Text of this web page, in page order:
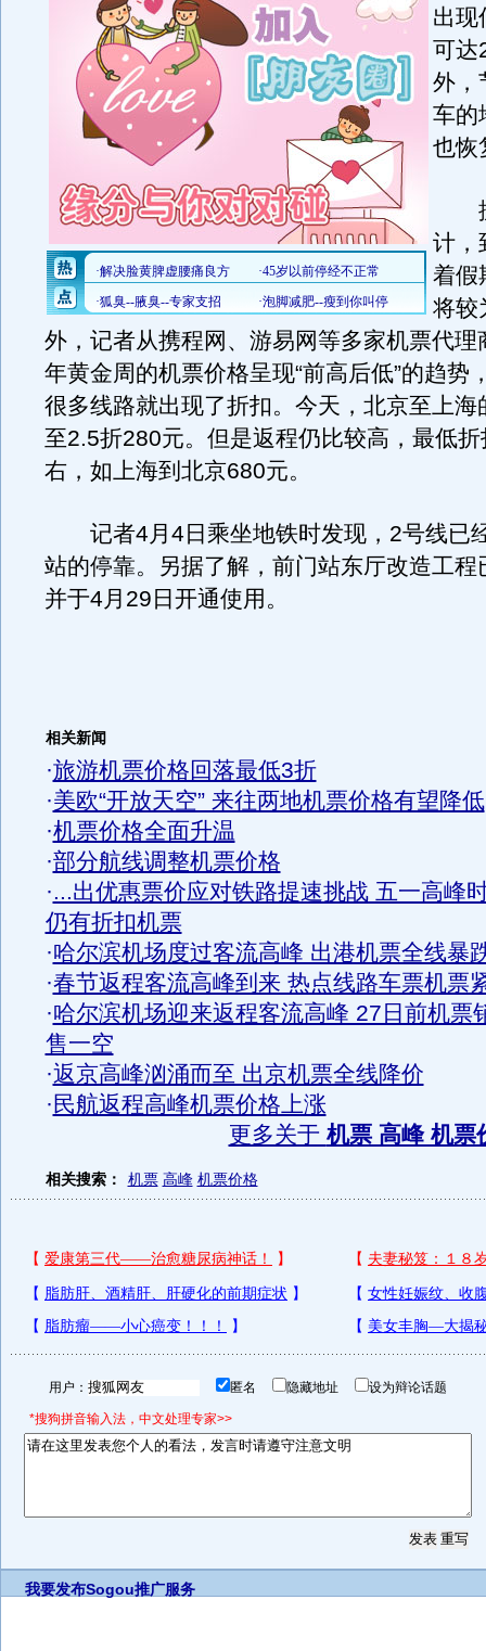
出现
可达
外，
车的
也恢
据
计，
着假
将较
外，记者从携程网、游易网等多家机票代理
年黄金周的机票价格呈现“前高后低”的趋势
很多线路就出现了折扣。今天，北京至上海
至2.5折280元。但是返程仍比较高，最低
右，如上海到北京680元。
记者4月4日乘坐地铁时发现，2号线已
站的停靠。另据了解，前门站东厅改造工程
并于4月29日开通使用。
相关新闻
·旅游机票价格回落最低3折
·美欧“开放天空” 来往两地机票价格有望降低
·机票价格全面升温
·部分航线调整机票价格
·...出优惠票价应对铁路提速挑战 五一高峰
仍有折扣机票
·哈尔滨机场度过客流高峰 出港机票全线暴
·春节返程客流高峰到来 热点线路车票机票
·哈尔滨机场迎来返程客流高峰 27日前机票
售一空
·返京高峰汹涌而至 出京机票全线降价
·民航返程高峰机票价格上涨
更多关于 机票 高峰 机票
相关搜索： 机票 高峰 机票价格
用户： 匿名 隐藏地址 设为辩论话题
*搜狗拼音输入法，中文处理专家>>
我要发布Sogou推广服务